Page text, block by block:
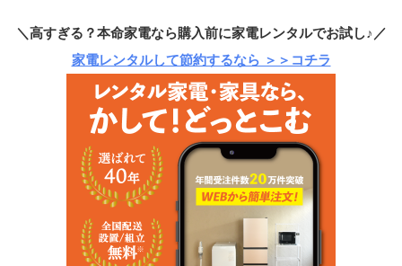
＼高すぎる？本命家電なら購入前に家電レンタルでお試し♪／
家電レンタルして節約するなら ＞＞コチラ